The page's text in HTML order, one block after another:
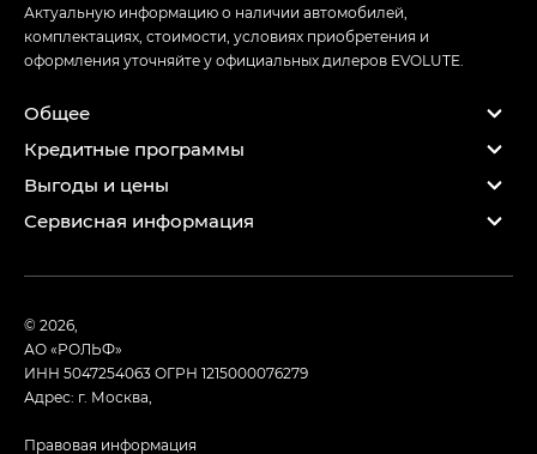
Актуальную информацию о наличии автомобилей,
комплектациях, стоимости, условиях приобретения и
оформления уточняйте у официальных дилеров EVOLUTE.
Общее
Кредитные программы
Выгоды и цены
Сервисная информация
© 2026,
АО «РОЛЬФ»
ИНН 5047254063ОГРН 1215000076279
Адрес: г. Москва,
Правовая информация